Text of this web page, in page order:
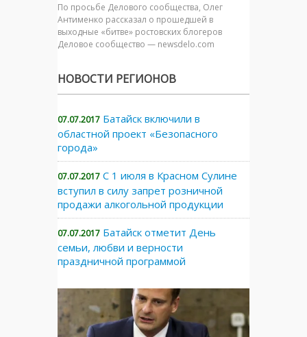
По просьбе Делового сообщества, Олег
Антименко рассказал о прошедшей в
выходные «битве» ростовских блогеров
Деловое сообщество — newsdelo.com
НОВОСТИ РЕГИОНОВ
07.07.2017 Батайск включили в
областной проект «Безопасного
города»
07.07.2017 С 1 июля в Красном Сулине
вступил в силу запрет розничной
продажи алкогольной продукции
07.07.2017 Батайск отметит День
семьи, любви и верности
праздничной программой